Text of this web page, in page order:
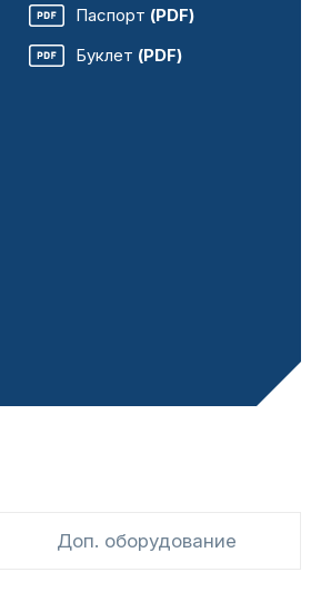
Паспорт (PDF)
Буклет (PDF)
Доп. оборудование